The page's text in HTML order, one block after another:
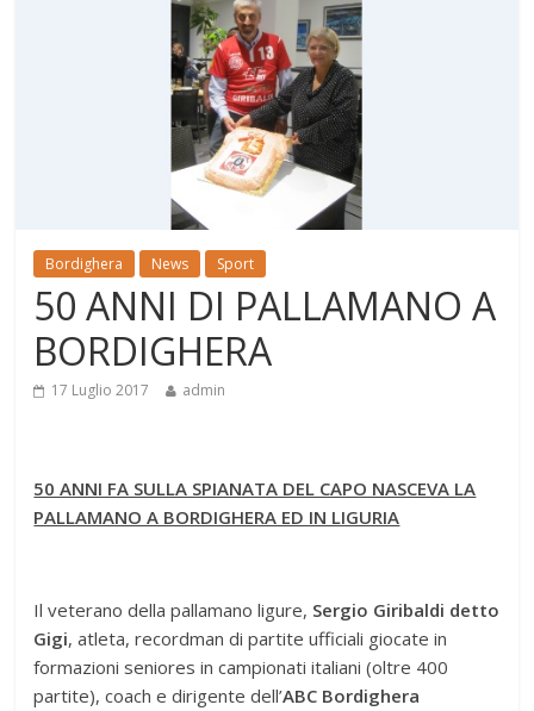
Bordighera News Sport
50 ANNI DI PALLAMANO A
BORDIGHERA
17 Luglio 2017 admin
50 ANNI FA SULLA SPIANATA DEL CAPO NASCEVA LA
PALLAMANO A BORDIGHERA ED IN LIGURIA
Il veterano della pallamano ligure, Sergio Giribaldi detto
Gigi, atleta, recordman di partite ufficiali giocate in
formazioni seniores in campionati italiani (oltre 400
partite), coach e dirigente dell’ABC Bordighera